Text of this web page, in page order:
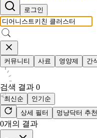
로그인
커뮤니티 사료 영양제 간
검색 결과 0
최신순
인기순
상세 필터
멍냥닥터 추천
0개의 결과